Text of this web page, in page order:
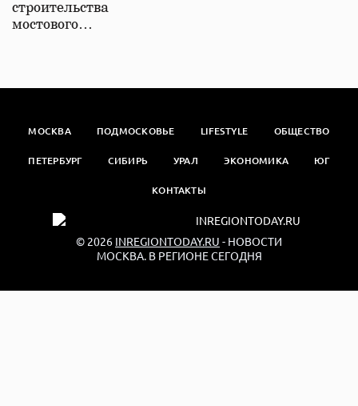
строительства
мостового…
МОСКВА ПОДМОСКОВЬЕ LIFESTYLE ОБЩЕСТВО
ПЕТЕРБУРГ СИБИРЬ УРАЛ ЭКОНОМИКА ЮГ
КОНТАКТЫ
© 2026 INREGIONTODAY.RU - НОВОСТИ
МОСКВА. В РЕГИОНЕ СЕГОДНЯ